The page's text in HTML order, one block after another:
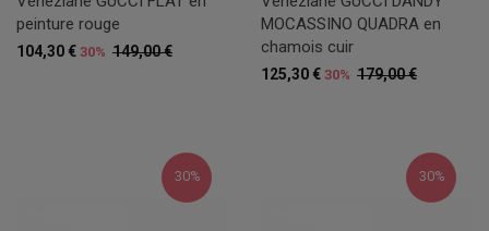
peinture rouge
149,00 €
104,30 € 30%
MOCASSINO QUADRA en
chamois cuir
179,00 €
125,30 € 30%
30% 30%